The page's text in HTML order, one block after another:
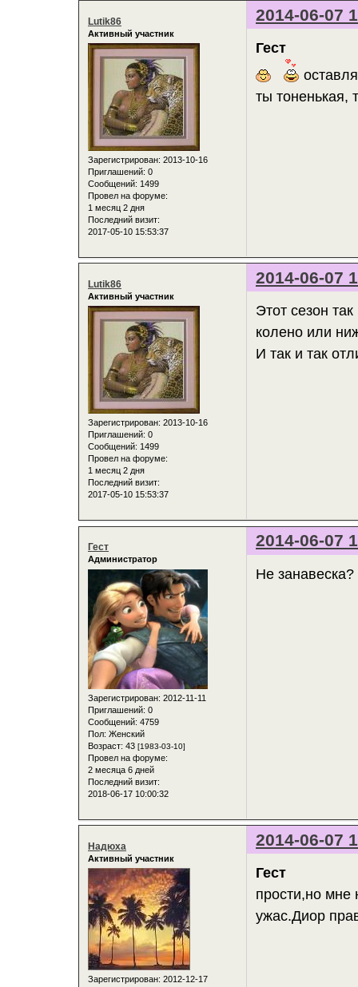
2014-06-07
Lutik86
Активный участник
Зарегистрирован: 2013-10-16
Приглашений: 0
Сообщений: 1499
Провел на форуме:
1 месяц 2 дня
Последний визит:
2017-05-10 15:53:37
Гест
ты тоненькая,
2014-06-07
Lutik86
Активный участник
Зарегистрирован: 2013-10-16
Приглашений: 0
Сообщений: 1499
Провел на форуме:
1 месяц 2 дня
Последний визит:
2017-05-10 15:53:37
Этот сезон
колено или
И так и так
2014-06-07
Гест
Администратор
Зарегистрирован: 2012-11-11
Приглашений: 0
Сообщений: 4759
Пол: Женский
Возраст: 43 [1983-03-10]
Провел на форуме:
2 месяца 6 дней
Последний визит:
2018-06-17 10:00:32
Не занавеска?
2014-06-07
Надюха
Активный участник
Зарегистрирован: 2012-12-17
Гест
прости,но мне
ужас.Диор